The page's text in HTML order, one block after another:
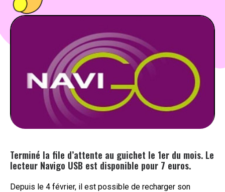
FOOD
BONS PLANS
SOUTENEZ KULTT
Terminé la file d’attente au guichet le 1er du mois. Le
lecteur Navigo USB est disponible pour 7 euros.
Depuis le 4 février, il est possible de recharger son